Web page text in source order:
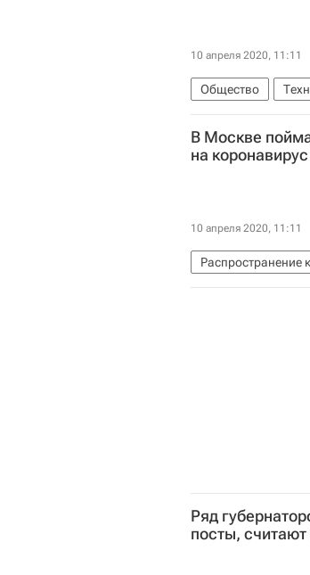
10 апреля 2020, 11:11
Общество
Министерство
Министерство
В Москве
на коронавирус
10 апреля 2020, 11:11
Распространение
Коронавирус в
Ряд
посты,